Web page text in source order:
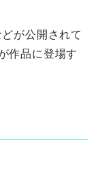
が公開されて
作品に登場す